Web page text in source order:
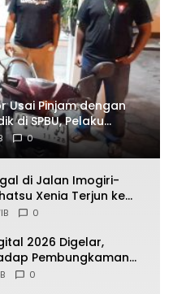
Usai Pinjam dengan
di SPBU, Pelaku
0
di Jalan Imogiri-
Xenia Terjun ke
0
2026 Digelar,
Pembungkaman
0